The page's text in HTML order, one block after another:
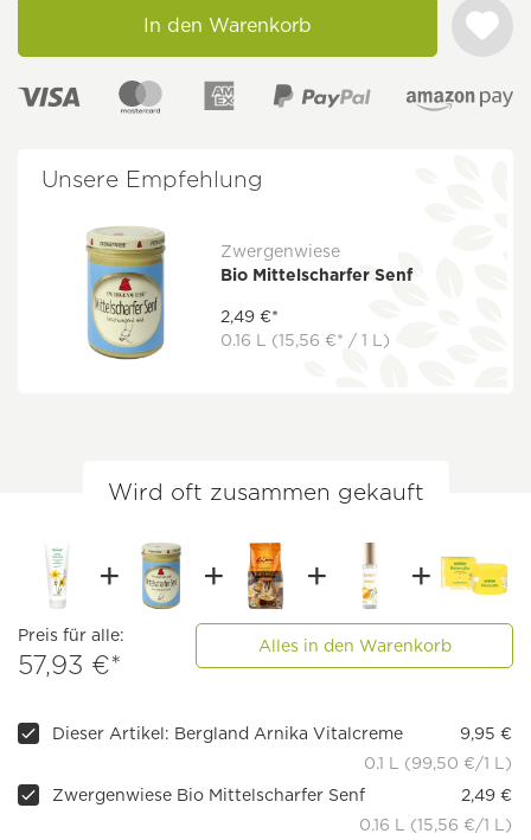
In den Warenkorb
Unsere Empfehlung
Zwergenwiese
Bio Mittelscharfer Senf
2,49 €*
0.16 L (15,56 €* / 1 L)
Wird oft zusammen gekauft
Preis für alle:
57,93 €*
Alles in den Warenkorb
Dieser Artikel: Bergland Arnika Vitalcreme
9,95 €
0.1 L (99,50 €/1 L)
Zwergenwiese Bio Mittelscharfer Senf
2,49 €
0.16 L (15,56 €/1 L)